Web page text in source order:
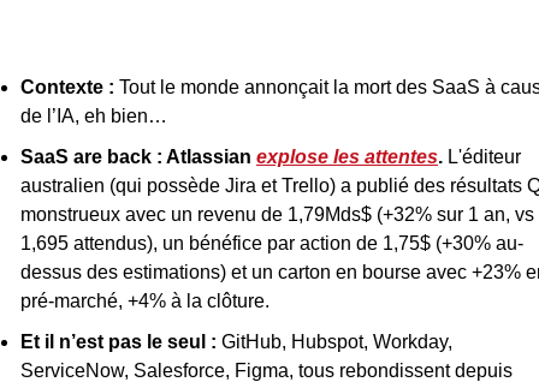
Contexte : Tout le monde annonçait la mort des SaaS à
de l’IA, eh bien…
SaaS are back : Atlassian explose les attentes. L'éditeur
australien (qui possède Jira et Trello) a publié des résultats
monstrueux avec un revenu de 1,79Mds$ (+32% sur 1 an, vs
1,695 attendus), un bénéfice par action de 1,75$ (+30% au-
dessus des estimations) et un carton en bourse avec +23%
pré-marché, +4% à la clôture.
Et il n’est pas le seul : GitHub, Hubspot, Workday,
ServiceNow, Salesforce, Figma, tous rebondissent depuis